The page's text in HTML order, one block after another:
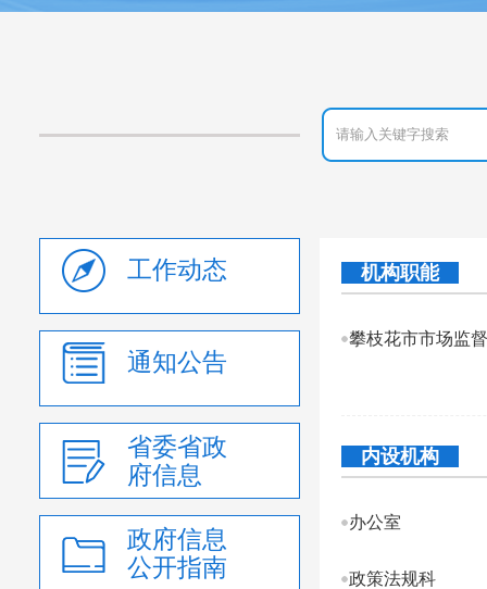
工作动态
通知公告
省委省政
府信息
政府信息
公开指南
机构职能
攀枝花市市场监
内设机构
办公室
政策法规科